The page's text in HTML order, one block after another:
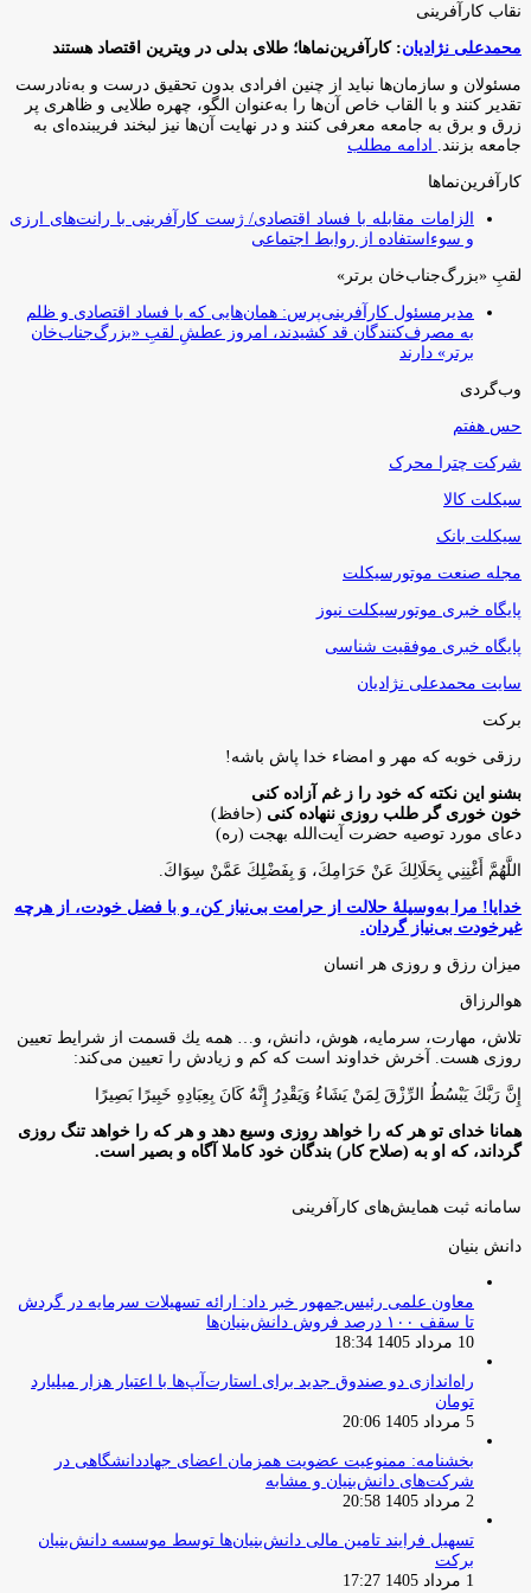
نقاب کارآفرینی
محمدعلی نژادیان: کارآفرین‌نماها؛ طلای بدلی در ویترین اقتصاد هستند
مسئولان و سازمان‌ها نباید از چنین افرادی بدون تحقیق درست و به‌نادرست
تقدیر کنند و با القاب خاص آ‌ن‌ها را به‌عنوان الگو، چهره طلایی و ظاهری پر
زرق و برق به جامعه معرفی کنند و در نهایت آن‌ها نیز لبخند فریبنده‌ای به
جامعه بزنند.
ادامه مطلب
کارآفرین‌نماها
الزامات مقابله با فساد اقتصادی/ ژست کارآفرینی با رانت‌های ارزی
و سوءاستفاده از روابط اجتماعی
لقبِ «بزرگ‌جناب‌خان برتر»
مدیرمسئول کارآفرینی‌پرس: همان‌هایی که با فساد اقتصادی و ظلم
به مصرف‌کنندگان قد کشیدند، امروز عطشِ لقبِ «بزرگ‌جناب‌خان
برتر» دارند
وب‌گردی
حس هفتم
شرکت چترا محرک
سیکلت کالا
سیکلت بانک
مجله صنعت موتورسیکلت
پایگاه خبری موتورسیکلت نیوز
پایگاه خبری موفقیت شناسی
سایت محمدعلی نژادیان
برکت
رزقی خوبه كه مهر و امضاء خدا پاش باشه!
بشنو این نکته که خود را ز غم آزاده کنی
خون خوری گر طلب روزی ننهاده کنی (حافظ)
دعای مورد توصیه حضرت آیت‌الله بهجت (ره)
اللَّهُمَّ أَغْنِنِي بِحَلَالِكَ عَنْ حَرَامِكَ، وَ بِفَضْلِكَ عَمَّنْ سِوَاكَ‏.
خدایا! مرا به‌وسیلۀ حلالت از حرامت بی‌نیاز کن، و با فضل خودت، از هرچه
غیرخودت بی‌نیاز گردان.
میزان رزق و روزی هر انسان
هوالرزاق
تلاش، مهارت، سرمايه، هوش، دانش، و… همه يك قسمت از شرايط تعيين
روزى هست. آخرش خداوند است كه كم و زيادش را تعيين مى‌كند:
إِنَّ رَبَّكَ يَبْسُطُ الرِّزْقَ لِمَنْ يَشَاءُ وَيَقْدِرُ إِنَّهُ كَانَ بِعِبَادِهِ خَبِيرًا بَصِيرًا
همانا خدای تو هر که را خواهد روزی وسیع دهد و هر که را خواهد تنگ روزی
گرداند، که او به (صلاح کار) بندگان خود کاملا آگاه و بصیر است.
سامانه ثبت همایش‌های کارآفرینی
دانش‌ بنیان‌
معاون علمی رئیس‌جمهور خبر داد: ارائه تسهیلات سرمایه در گردش
تا سقف ۱۰۰ درصد فروش دانش‌بنیان‌ها
10 مرداد 1405 18:34
راه‌اندازی دو صندوق جدید برای استارت‌آپ‌ها با اعتبار هزار میلیارد
تومان
5 مرداد 1405 20:06
بخشنامه: ممنوعیت عضویت همزمان اعضای جهاددانشگاهی در
شرکت‌های دانش‌بنیان و مشابه
2 مرداد 1405 20:58
تسهیل فرایند تامین مالی دانش‌بنیان‌ها توسط موسسه دانش‌بنیان
برکت
1 مرداد 1405 17:27